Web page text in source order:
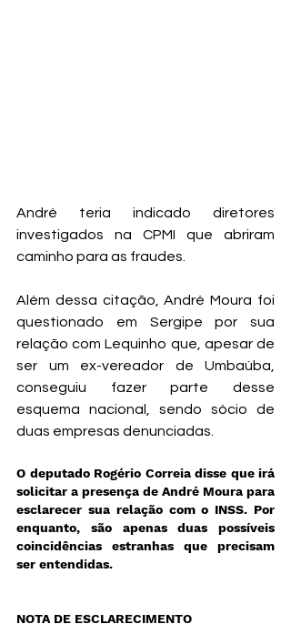
André teria indicado diretores
investigados na CPMI que abriram
caminho para as fraudes.
Além dessa citação, André Moura foi
questionado em Sergipe por sua
relação com Lequinho que, apesar de
ser um ex-vereador de Umbaúba,
conseguiu fazer parte desse
esquema nacional, sendo sócio de
duas empresas denunciadas.
O deputado Rogério Correia disse que irá
solicitar a presença de André Moura para
esclarecer sua relação com o INSS. Por
enquanto, são apenas duas possíveis
coincidências estranhas que precisam
ser entendidas.
NOTA DE ESCLARECIMENTO